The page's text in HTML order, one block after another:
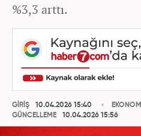
%3,3 arttı.
GİRİŞ
10.04.2026 15:40
GÜNCELLEME
10.04.2026 15:56
EKONOMİ